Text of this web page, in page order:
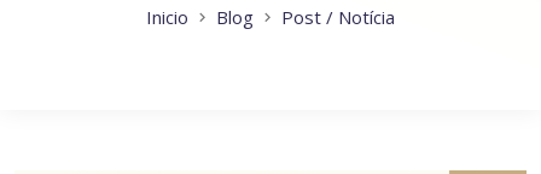
Inicio Blog Post / Notícia